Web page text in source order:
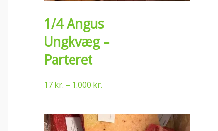
1/4 Angus
Ungkvæg –
Parteret
17 kr. – 1.000 kr.